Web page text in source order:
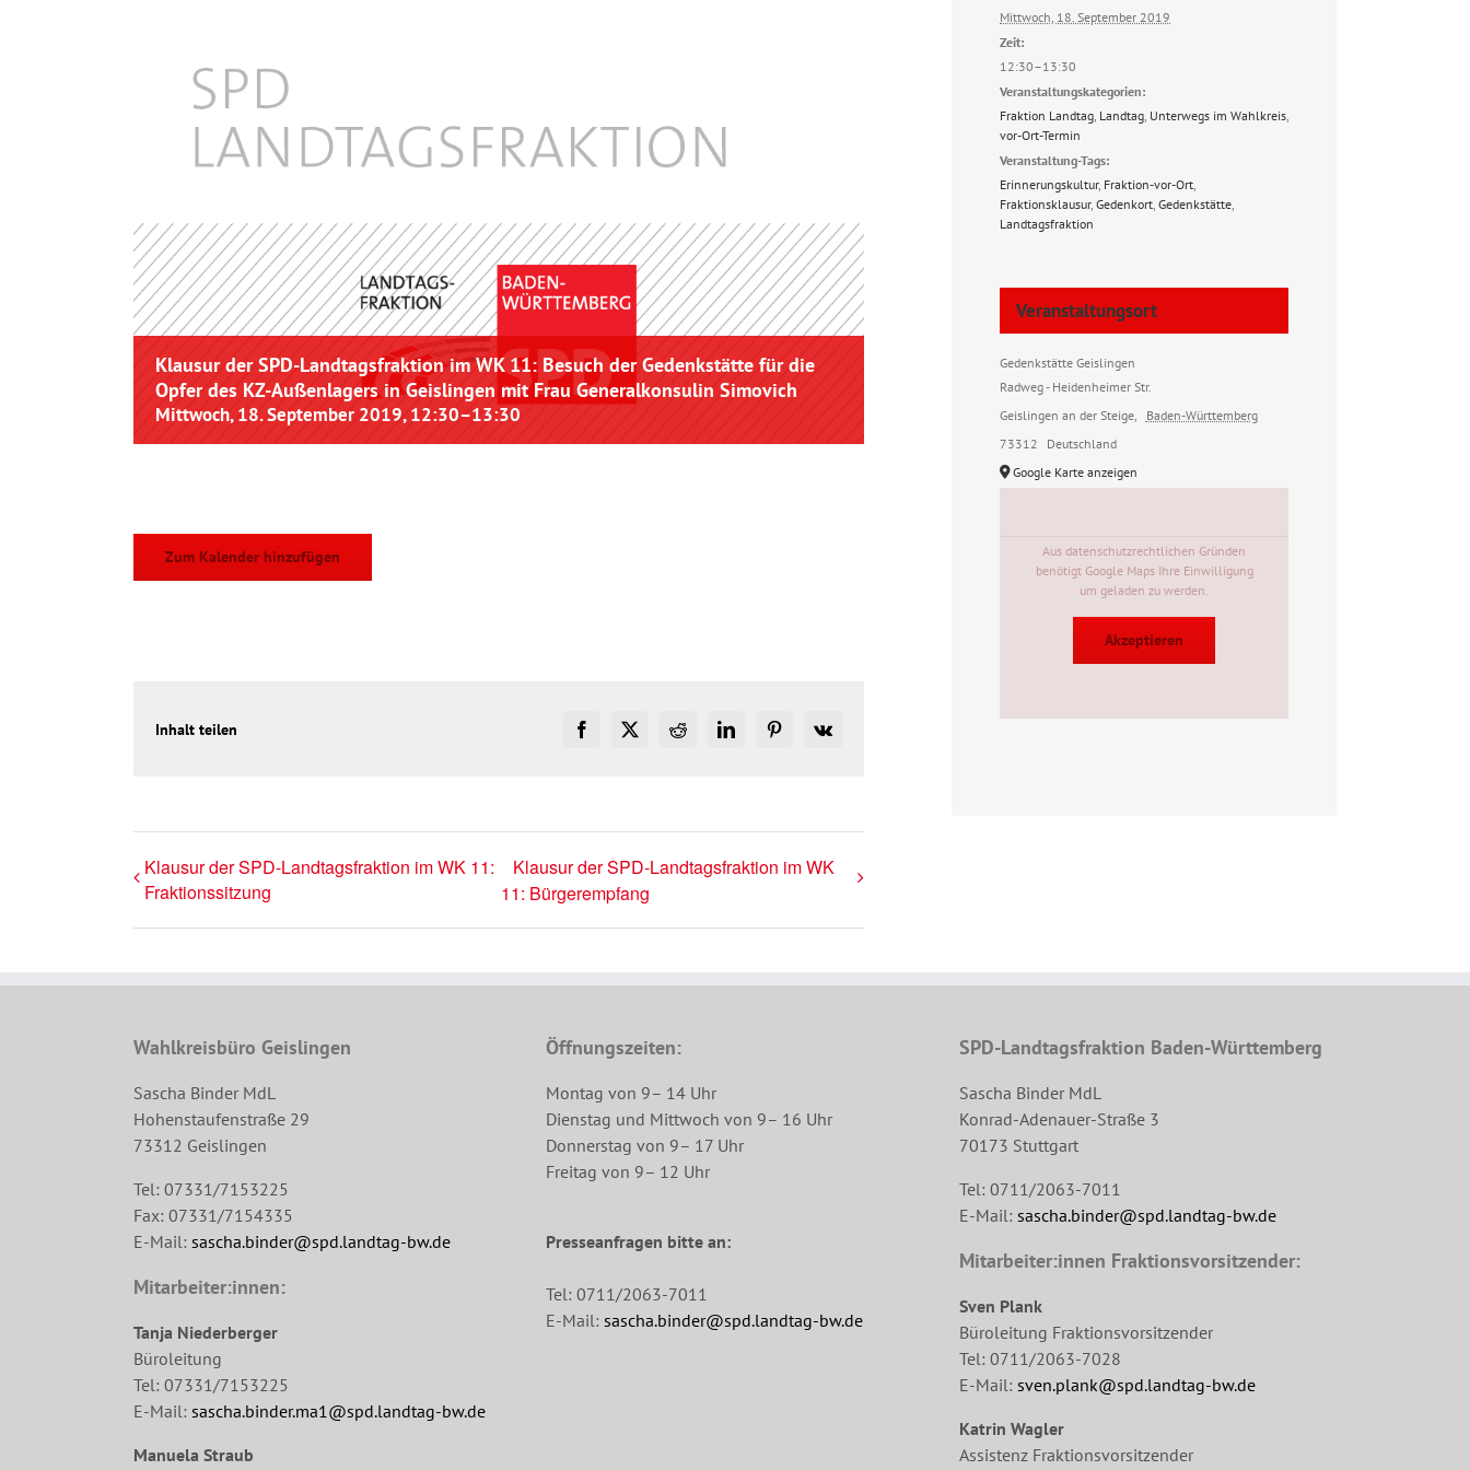
Klausur der SPD-Landtagsfraktion im WK 11: Besuch der Gedenkstätte für die
Opfer des KZ-Außenlagers in Geislingen mit Frau Generalkonsulin Simovich
Mittwoch, 18. September 2019, 12:30–13:30
Zum Kalender hinzufügen
Inhalt teilen Facebook
X RedditLinkedInPinterest
Vk
Klausur der SPD-Landtagsfraktion im WK 11:
Fraktionssitzung
Klausur der SPD-Landtagsfraktion im WK
11: Bürgerempfang
Mittwoch, 18. September 2019
Zeit:
12:30–13:30
Veranstaltungskategorien:
Fraktion Landtag Landtag Unterwegs im Wahlkreis
vor-Ort-Termin
Veranstaltung-Tags:
Erinnerungskultur, Fraktion-vor-Ort
Fraktionsklausur, Gedenkort Gedenkstätte
Landtagsfraktion
Veranstaltungsort
Gedenkstätte Geislingen
Radweg - Heidenheimer Str.
Geislingen an der Steige
Baden-Württemberg
73312
Deutschland
Google Karte anzeigen
Aus datenschutzrechtlichen Gründen
benötigt Google Maps Ihre Einwilligung
um geladen zu werden.
Akzeptieren
Wahlkreisbüro Geislingen
Sascha Binder MdL
Hohenstaufenstraße 29
73312 Geislingen
Tel: 07331/7153225
Fax: 07331/7154335
E-Mail: sascha.binder@spd.landtag-bw.de
Mitarbeiter:innen:
Tanja Niederberger
Büroleitung
Tel: 07331/7153225
E-Mail: sascha.binder.ma1@spd.landtag-bw.de
Manuela Straub
Öffnungszeiten:
Montag von 9– 14 Uhr
Dienstag und Mittwoch von 9– 16 Uhr
Donnerstag von 9– 17 Uhr
Freitag von 9– 12 Uhr
Presseanfragen bitte an:
Tel: 0711/2063-7011
E-Mail: sascha.binder@spd.landtag-bw.de
SPD-Landtagsfraktion Baden-Württemberg
Sascha Binder MdL
Konrad-Adenauer-Straße 3
70173 Stuttgart
Tel: 0711/2063-7011
E-Mail: sascha.binder@spd.landtag-bw.de
Mitarbeiter:innen Fraktionsvorsitzender:
Sven Plank
Büroleitung Fraktionsvorsitzender
Tel: 0711/2063-7028
E-Mail: sven.plank@spd.landtag-bw.de
Katrin Wagler
Assistenz Fraktionsvorsitzender